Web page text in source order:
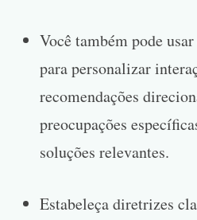
Você também pode
para personalizar
recomendações
preocupações
soluções relevantes.
Estabeleça diretrizes